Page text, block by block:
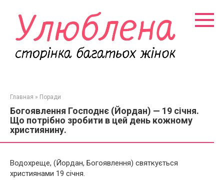
контенту
Главная » Поради
Богоявлення Господнє (Йордан) — 19 січня.
Що потрібно зробити в цей день кожному
християнину.
Водохреще, (Йордан, Богоявлення) святкується
християнами 19 січня.